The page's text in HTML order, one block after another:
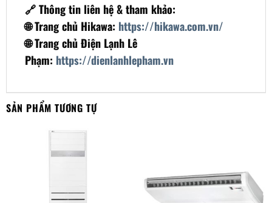
🔗 Thông tin liên hệ & tham khảo:
🌐 Trang chủ Hikawa: https://hikawa.com.vn/
🌐 Trang chủ Điện Lạnh Lê
Phạm: https://dienlanhlepham.vn
SẢN PHẨM TƯƠNG TỰ